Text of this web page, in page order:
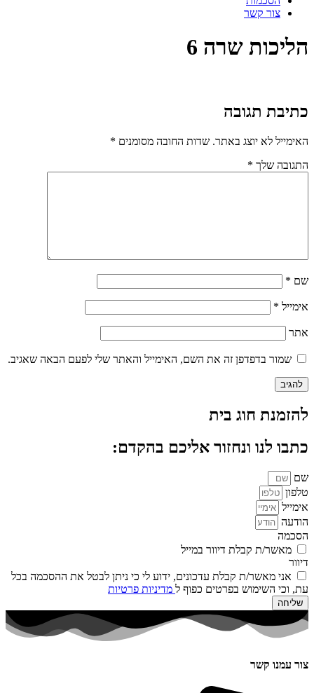
צור קשר
הליכות שרה 6
כתיבת תגובה
האימייל לא יוצג באתר. שדות החובה מסומנים *
התגובה שלך *
שם *
אימייל *
אתר
שמור בדפדפן זה את השם, האימייל והאתר שלי לפעם הבאה שאגיב.
להזמנת חוג בית
כתבו לנו ונחזור אליכם בהקדם:
שם
טלפון
אימייל
הודעה
הסכמה
מאשר/ת קבלת דיוור במייל
דיוור
אני מאשר/ת קבלת עדכונים, ידוע לי כי ניתן לבטל את ההסכמה בכל
עת, וכי השימוש בפרטים כפוף ל מדיניות פרטיות
שליחה
צור עמנו קשר